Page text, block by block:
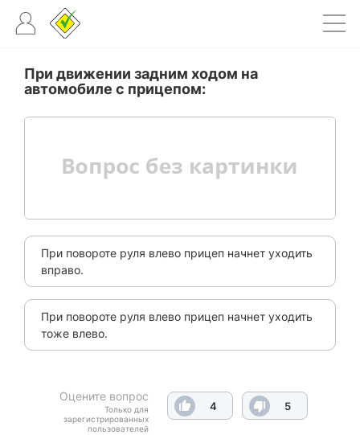
При движении задним ходом на
автомобиле с прицепом:
При повороте руля влево прицеп начнет уходить
вправо.
При повороте руля влево прицеп начнет уходить
тоже влево.
Оцените вопрос
Только для
зарегистрированных
пользователей
4 5